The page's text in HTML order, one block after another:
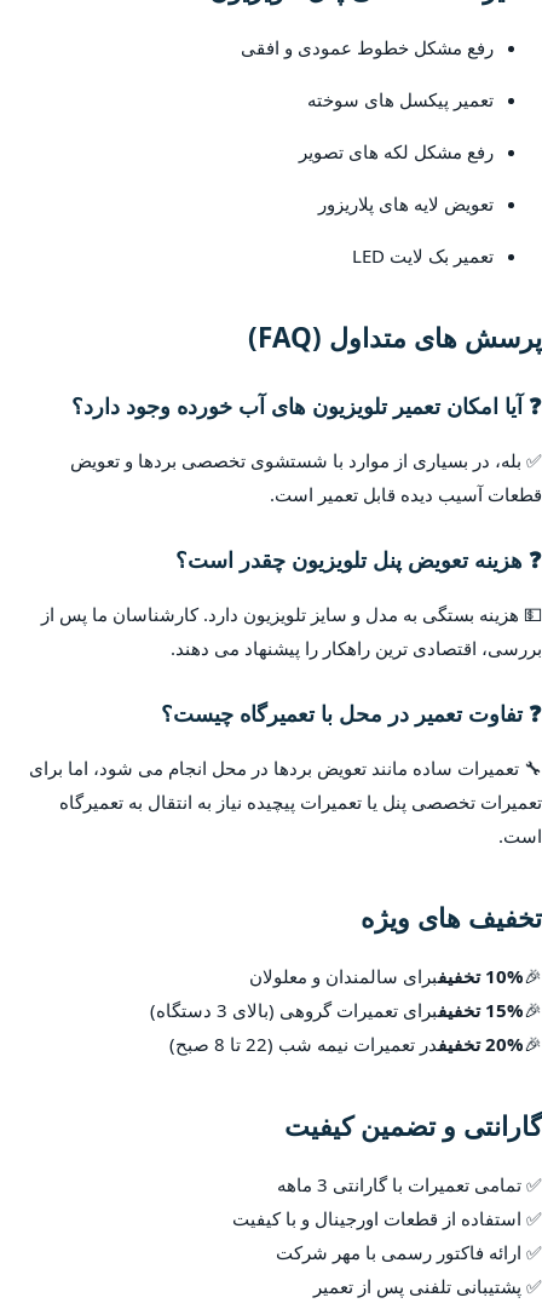
رفع مشکل خطوط عمودی و افقی
تعمیر پیکسل های سوخته
رفع مشکل لکه های تصویر
تعویض لایه های پلاریزور
تعمیر بک لایت LED
پرسش های متداول (FAQ)
❓ آیا امکان تعمیر تلویزیون های آب خورده وجود دارد؟
✅ بله، در بسیاری از موارد با شستشوی تخصصی بردها و تعویض
قطعات آسیب دیده قابل تعمیر است.
❓ هزینه تعویض پنل تلویزیون چقدر است؟
💵 هزینه بستگی به مدل و سایز تلویزیون دارد. کارشناسان ما پس از
بررسی، اقتصادی ترین راهکار را پیشنهاد می دهند.
❓ تفاوت تعمیر در محل با تعمیرگاه چیست؟
🔧 تعمیرات ساده مانند تعویض بردها در محل انجام می شود، اما برای
تعمیرات تخصصی پنل یا تعمیرات پیچیده نیاز به انتقال به تعمیرگاه
است.
تخفیف های ویژه
🎉10% تخفیف
برای سالمندان و معلولان
🎉15% تخفیف
برای تعمیرات گروهی (بالای 3 دستگاه)
🎉20% تخفیف در تعمیرات نیمه شب (22 تا 8 صبح)
گارانتی و تضمین کیفیت
✅ تمامی تعمیرات با گارانتی 3 ماهه
✅ استفاده از قطعات اورجینال و با کیفیت
✅ ارائه فاکتور رسمی با مهر شرکت
✅ پشتیبانی تلفنی پس از تعمیر